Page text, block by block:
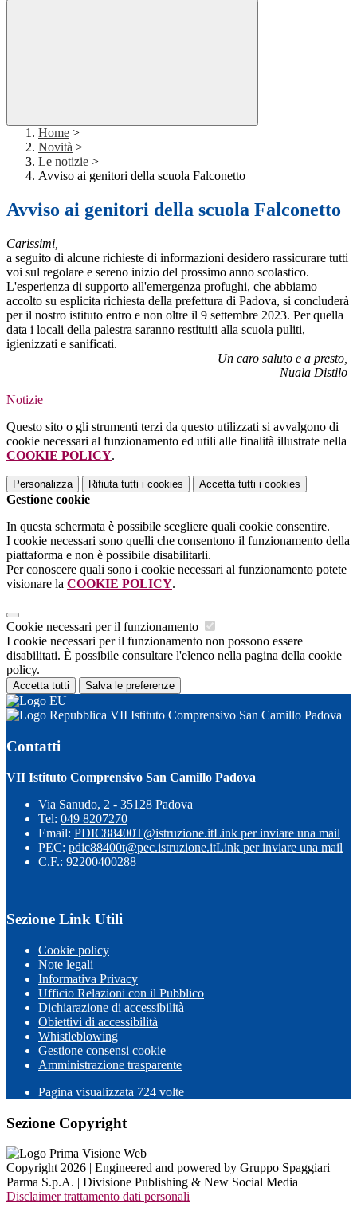
Home >
Novità >
Le notizie >
Avviso ai genitori della scuola Falconetto
Avviso ai genitori della scuola Falconetto
Carissimi,
a seguito di alcune richieste di informazioni desidero rassicurare tutti
voi sul regolare e sereno inizio del prossimo anno scolastico.
L'esperienza di supporto all'emergenza profughi, che abbiamo
accolto su esplicita richiesta della prefettura di Padova, si concluderà
per il nostro istituto entro e non oltre il 9 settembre 2023. Per quella
data i locali della palestra saranno restituiti alla scuola puliti,
igienizzati e sanificati.
Un caro saluto e a presto,
Nuala Distilo
Notizie
Questo sito o gli strumenti terzi da questo utilizzati si avvalgono di
cookie necessari al funzionamento ed utili alle finalità illustrate nella
COOKIE POLICY.
Personalizza Rifiuta tutti i cookies Accetta tutti i cookies
Gestione cookie
In questa schermata è possibile scegliere quali cookie consentire.
I cookie necessari sono quelli che consentono il funzionamento della
piattaforma e non è possibile disabilitarli.
Per conoscere quali sono i cookie necessari al funzionamento potete
visionare la COOKIE POLICY.
Cookie necessari per il funzionamento
I cookie necessari per il funzionamento non possono essere
disabilitati. È possibile consultare l'elenco nella pagina della cookie
policy.
Accetta tutti Salva le preferenze
VII Istituto Comprensivo San Camillo Padova
Contatti
VII Istituto Comprensivo San Camillo Padova
Via Sanudo, 2 - 35128 Padova
Tel: 049 8207270
Email: PDIC88400T@istruzione.itLink per inviare una mail
PEC: pdic88400t@pec.istruzione.itLink per inviare una mail
C.F.: 92200400288
Sezione Link Utili
Cookie policy
Note legali
Informativa Privacy
Ufficio Relazioni con il Pubblico
Dichiarazione di accessibilità
Obiettivi di accessibilità
Whistleblowing
Gestione consensi cookie
Amministrazione trasparente
Pagina visualizzata 724 volte
Sezione Copyright
Copyright 2026 | Engineered and powered by Gruppo Spaggiari
Parma S.p.A. | Divisione Publishing & New Social Media
Disclaimer trattamento dati personali